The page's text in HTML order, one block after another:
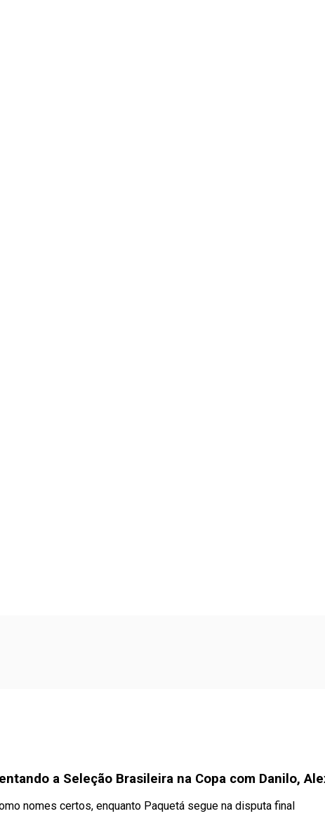
a Seleção Brasileira na Copa com Danilo,
nomes certos, enquanto Paquetá segue na disputa final